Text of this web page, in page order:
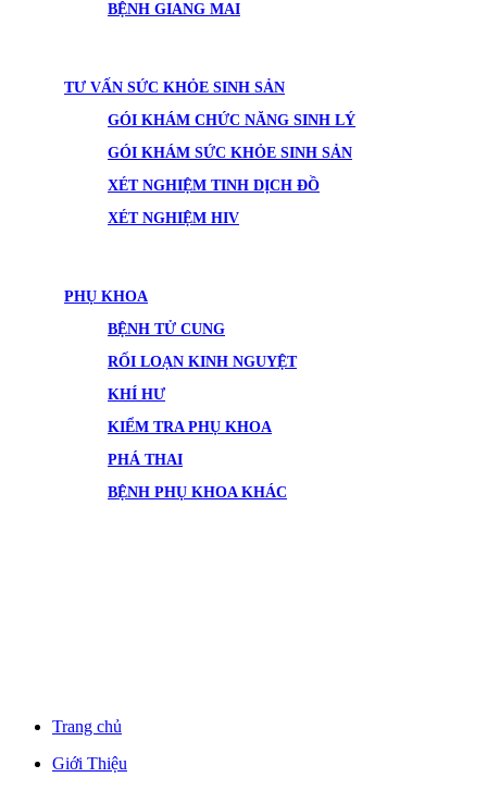
BỆNH GIANG MAI
TƯ VẤN SỨC KHỎE SINH SẢN
GÓI KHÁM CHỨC NĂNG SINH LÝ
GÓI KHÁM SỨC KHỎE SINH SẢN
XÉT NGHIỆM TINH DỊCH ĐỒ
XÉT NGHIỆM HIV
PHỤ KHOA
BỆNH TỬ CUNG
RỐI LOẠN KINH NGUYỆT
KHÍ HƯ
KIỂM TRA PHỤ KHOA
PHÁ THAI
BỆNH PHỤ KHOA KHÁC
Trang chủ
Giới Thiệu